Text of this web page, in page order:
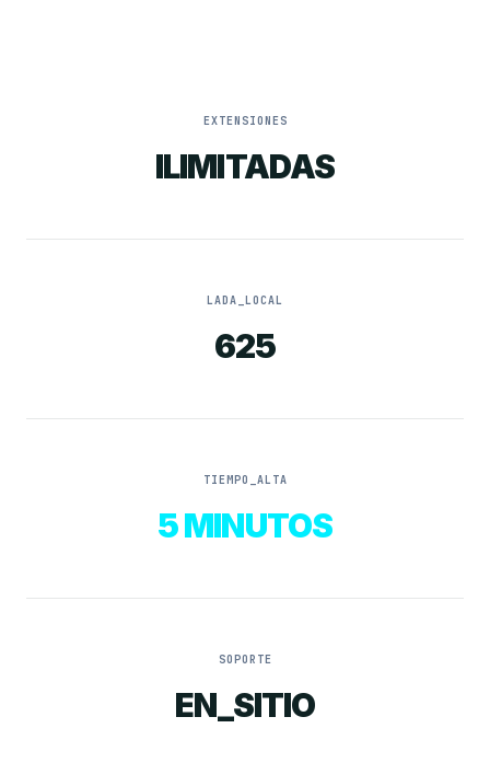
EXTENSIONES
ILIMITADAS
LADA_LOCAL
625
TIEMPO_ALTA
5 MINUTOS
SOPORTE
EN_SITIO